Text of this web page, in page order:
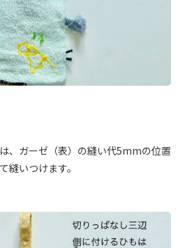
、ガーゼ（表）の縫い代5mmの位置
縫いつけます。